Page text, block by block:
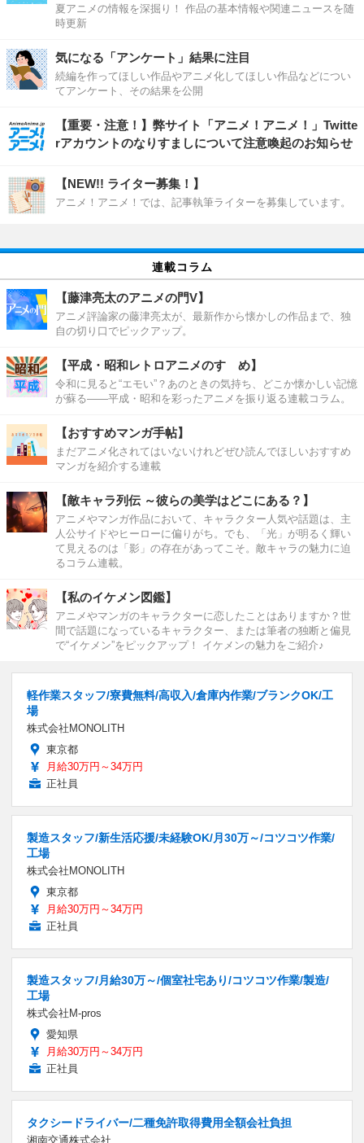
夏アニメの情報を深掘り！ 作品の基本情報や関連ニュースを随
時更新
気になる「アンケート」結果に注目
続編を作ってほしい作品やアニメ化してほしい作品などについ
てアンケート、その結果を公開
【重要・注意！】弊サイト「アニメ！アニメ！」Twitte
rアカウントのなりすましについて注意喚起のお知らせ
【NEW!! ライター募集！】
アニメ！アニメ！では、記事執筆ライターを募集しています。
連載コラム
【藤津亮太のアニメの門V】
アニメ評論家の藤津亮太が、最新作から懐かしの作品まで、独
自の切り口でピックアップ。
【平成・昭和レトロアニメのすゝめ】
令和に見ると“エモい”？あのときの気持ち、どこか懐かしい記憶
が蘇る――平成・昭和を彩ったアニメを振り返る連載コラム。
【おすすめマンガ手帖】
まだアニメ化されてはいないけれどぜひ読んでほしいおすすめ
マンガを紹介する連載
【敵キャラ列伝 ～彼らの美学はどこにある？】
アニメやマンガ作品において、キャラクター人気や話題は、主
人公サイドやヒーローに偏りがち。でも、「光」が明るく輝い
て見えるのは「影」の存在があってこそ。敵キャラの魅力に迫
るコラム連載。
【私のイケメン図鑑】
アニメやマンガのキャラクターに恋したことはありますか？世
間で話題になっているキャラクター、または筆者の独断と偏見
で“イケメン”をピックアップ！ イケメンの魅力をご紹介♪
軽作業スタッフ/寮費無料/高収入/倉庫内作業/ブランクOK/工
場
株式会社MONOLITH
東京都
月給30万円～34万円
正社員
製造スタッフ/新生活応援/未経験OK/月30万～/コツコツ作業/
工場
株式会社MONOLITH
東京都
月給30万円～34万円
正社員
製造スタッフ/月給30万～/個室社宅あり/コツコツ作業/製造/
工場
株式会社M-pros
愛知県
月給30万円～34万円
正社員
タクシードライバー/二種免許取得費用全額会社負担
湘南交通株式会社